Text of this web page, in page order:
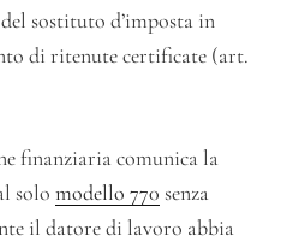
sostituto d’imposta in
di ritenute certificate (art.
finanziaria comunica la
solo modello 770 senza
il datore di lavoro abbia